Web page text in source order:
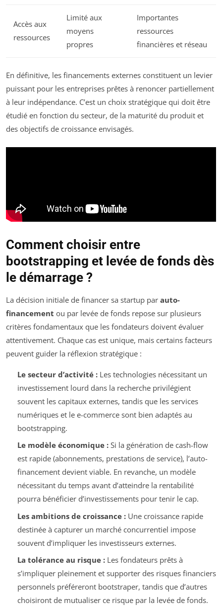
Accès aux
ressources
Limité aux
moyens
propres
Importantes
ressources
financières et réseau
En définitive, les financements externes constituent un levier
puissant pour les entreprises prêtes à renoncer partiellement
à leur indépendance. C’est un choix stratégique qui doit être
étudié en fonction du secteur, de la maturité du produit et
des objectifs de croissance envisagés.
Comment choisir entre
bootstrapping et levée de fonds dès
le démarrage ?
La décision initiale de financer sa startup par auto-
financement ou par levée de fonds repose sur plusieurs
critères fondamentaux que les fondateurs doivent évaluer
attentivement. Chaque cas est unique, mais certains facteurs
peuvent guider la réflexion stratégique :
Le secteur d’activité :Les technologies nécessitant un
investissement lourd dans la recherche privilégient
souvent les capitaux externes, tandis que les services
numériques et le e-commerce sont bien adaptés au
bootstrapping.
Le modèle économique :Si la génération de cash-flow
est rapide (abonnements, prestations de service), l’auto-
financement devient viable. En revanche, un modèle
nécessitant du temps avant d’atteindre la rentabilité
pourra bénéficier d’investissements pour tenir le cap.
Les ambitions de croissance :Une croissance rapide
destinée à capturer un marché concurrentiel impose
souvent d’impliquer les investisseurs externes.
La tolérance au risque :Les fondateurs prêts à
s’impliquer pleinement et supporter des risques financiers
personnels préféreront bootstraper, tandis que d’autres
choisiront de mutualiser ce risque par la levée de fonds.